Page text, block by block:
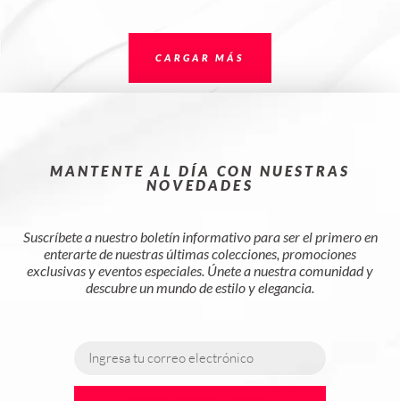
CARGAR MÁS
MANTENTE AL DÍA CON NUESTRAS
NOVEDADES
Suscríbete a nuestro boletín informativo para ser el primero en
enterarte de nuestras últimas colecciones, promociones
exclusivas y eventos especiales. Únete a nuestra comunidad y
descubre un mundo de estilo y elegancia.